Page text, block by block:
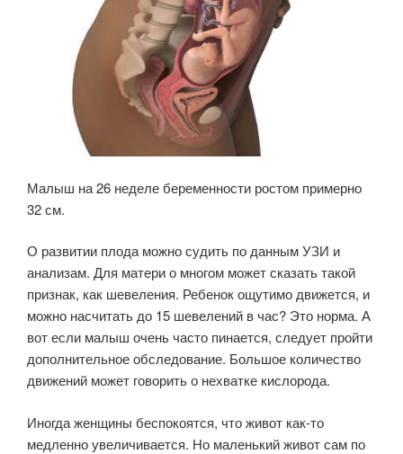
Малыш на 26 неделе беременности ростом примерно
32 см.
О развитии плода можно судить по данным УЗИ и
анализам. Для матери о многом может сказать такой
признак, как шевеления. Ребенок ощутимо движется, и
можно насчитать до 15 шевелений в час? Это норма. А
вот если малыш очень часто пинается, следует пройти
дополнительное обследование. Большое количество
движений может говорить о нехватке кислорода.
Иногда женщины беспокоятся, что живот как-то
медленно увеличивается. Но маленький живот сам по